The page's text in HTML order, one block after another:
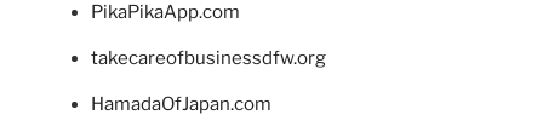
PikaPikaApp.com
takecareofbusinessdfw.org
HamadaOfJapan.com